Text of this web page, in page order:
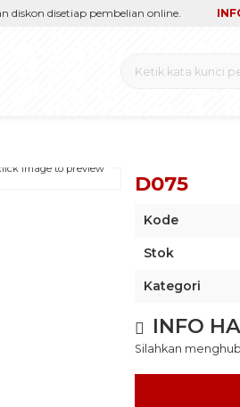
disetiap pembelian online. INFO
image to preview
D075
Kode
Stok
Kategori
INFO
Silahkan